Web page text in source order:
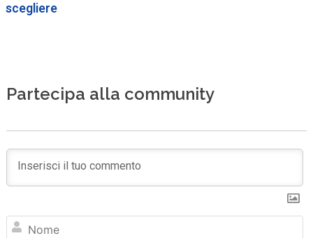
scegliere
Partecipa alla community